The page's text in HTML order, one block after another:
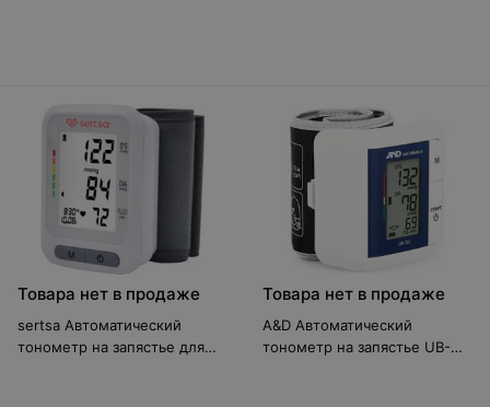
Товара нет в продаже
sertsa Автоматический
тонометр на запястье для
Товара нет в продаже
A&D Автоматический
тонометр на запястье UB-